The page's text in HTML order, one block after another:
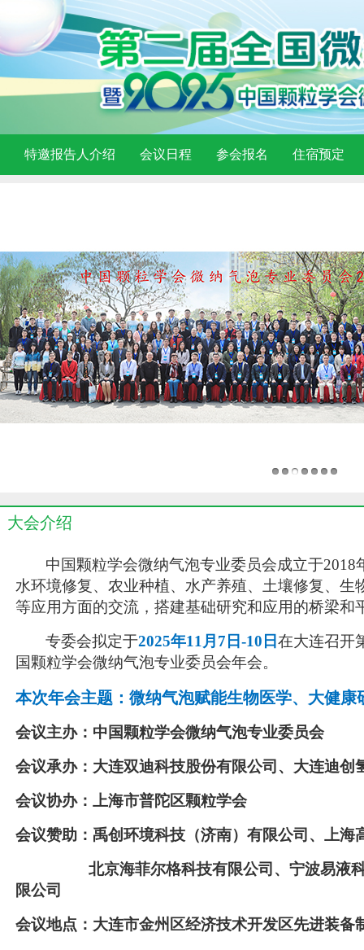
特邀报告人介绍 会议日程 参会报名 住宿预定
大会介绍
中国颗粒学会微纳气泡专业委员会成立于2018
水环境修复、农业种植、水产养殖、土壤修复、生
等应用方面的交流，搭建基础研究和应用的桥梁和
专委会拟定于2025年11 月 7 日-10 日在大连召开
国颗粒学会微纳气泡专业委员会年会。
本次年会主题：微纳气泡赋能生物医学、大健康
会议主办：中国颗粒学会微纳气泡专业委员会
会议承办：大连双迪科技股份有限公司、大连迪创
会议协办：上海市普陀区颗粒学会
会议赞助： 禹创环境科技（济南）有限公司、上海
北京海菲尔格科技有限公司、宁波易液科技
限公司
会议地点：大连市金州区经济技术开发区先进装备